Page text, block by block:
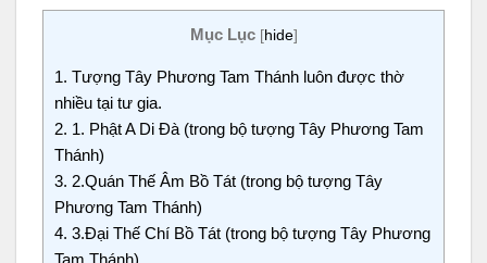
Mục Lục [hide]
1. Tượng Tây Phương Tam Thánh luôn được thờ
nhiều tại tư gia.
2. 1. Phật A Di Đà (trong bộ tượng Tây Phương Tam
Thánh)
3. 2.Quán Thế Âm Bồ Tát (trong bộ tượng Tây
Phương Tam Thánh)
4. 3.Đại Thế Chí Bồ Tát (trong bộ tượng Tây Phương